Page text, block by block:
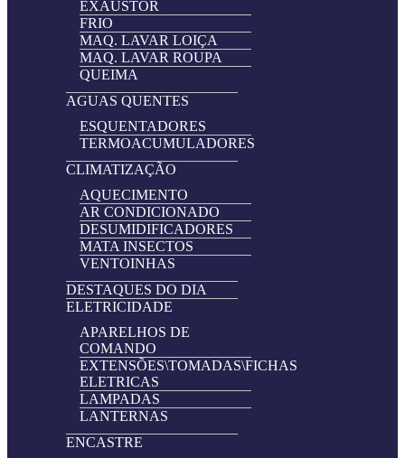
EXAUSTOR
FRIO
MAQ. LAVAR LOIÇA
MAQ. LAVAR ROUPA
QUEIMA
AGUAS QUENTES
ESQUENTADORES
TERMOACUMULADORES
CLIMATIZAÇÃO
AQUECIMENTO
AR CONDICIONADO
DESUMIDIFICADORES
MATA INSECTOS
VENTOINHAS
DESTAQUES DO DIA
ELETRICIDADE
APARELHOS DE
COMANDO
EXTENSÕES\TOMADAS\FICHAS
ELETRICAS
LAMPADAS
LANTERNAS
ENCASTRE